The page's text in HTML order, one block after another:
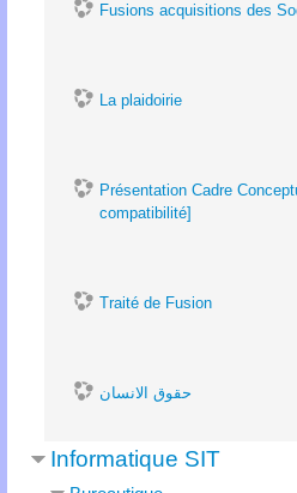
Fusions acquisitions des
La plaidoirie
Présentation Cadre
compatibilité]
Traité de Fusion
حقوق الانسان
Informatique SIT